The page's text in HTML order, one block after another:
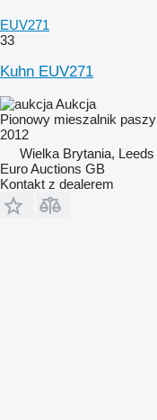
EUV271
33
Kuhn EUV271
Aukcja
Pionowy mieszalnik paszy
2012
Wielka Brytania, Leeds
Euro Auctions GB
Kontakt z dealerem